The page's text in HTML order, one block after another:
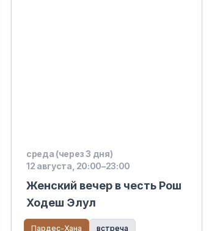
среда (через 3 дня)
12 августа, 20:00–23:00
Женский вечер в честь Рош
Ходеш Элул
Пардес-Хана встреча